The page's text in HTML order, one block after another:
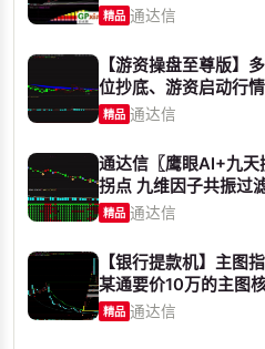
精品 通达信
【游资操盘至尊版】
位抄底、游资启动行
精品 通达信
通达信〖鹰眼AI+九天
拐点 九维因子共振过
精品 通达信
【银行提款机】主图
某通要价10万的主图
精品 通达信